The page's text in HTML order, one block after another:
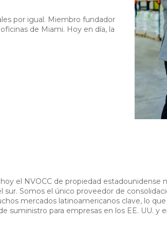
por igual. Miembro fundador
de Miami. Hoy en día, la
el NVOCC de propiedad
sur. Somos el único proveedor de
mercados latinoamericanos clave, lo
suministro para empresas en los EE. UU. y